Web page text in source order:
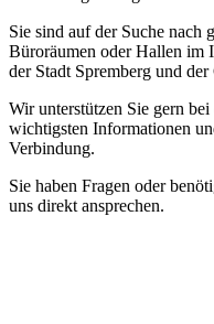
Sie sind auf der Suche nach
Büroräumen oder Hallen im
der Stadt Spremberg und
Wir unterstützen Sie gern
wichtigsten Informationen
Verbindung.
Sie haben Fragen oder
uns direkt ansprechen.